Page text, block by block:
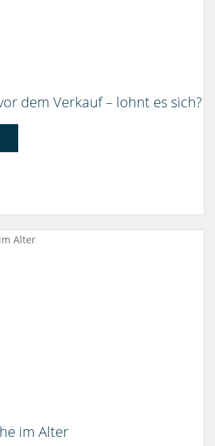
dem Verkauf – lohnt es sich?
im Alter